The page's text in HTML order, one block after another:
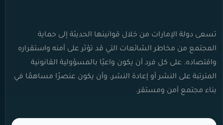
تسعى دولة الإمارات من خلال قوانينها الحديثة إلى حماية
المجتمع من مخاطر الشائعات التي قد تؤثر على أمنه واستقراره
واقتصاده. على كل فرد أن يكون واعيًا بالمسؤولية القانونية
المترتبة على النشر أو إعادة النشر، وأن يكون عنصرًا مساهمًا في
بناء مجتمع آمن ومستقر.